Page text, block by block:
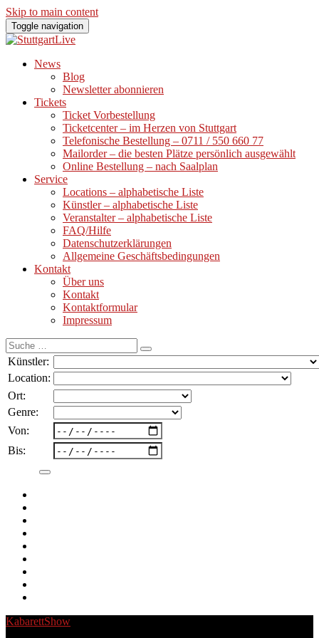
Skip to main content
Toggle navigation
News
Blog
Newsletter abonnieren
Tickets
Ticket Vorbestellung
Ticketcenter – im Herzen von Stuttgart
Telefonische Bestellung – 0711 / 550 660 77
Mailorder – die besten Plätze persönlich ausgewählt
Online Bestellung – nach Saalplan
Service
Locations – alphabetische Liste
Künstler – alphabetische Liste
Veranstalter – alphabetische Liste
FAQ/Hilfe
Datenschutzerklärungen
Allgemeine Geschäftsbedingungen
Kontakt
Über uns
Kontakt
Kontaktformular
Impressum
Suche
nach:
Künstler:
Location:
Ort:
Genre:
Von:
Bis:
KabarettShow